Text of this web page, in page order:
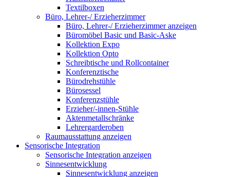
Textilboxen
Büro, Lehrer-/ Erzieherzimmer
Büro, Lehrer-/ Erzieherzimmer anzeigen
Büromöbel Basic und Basic-Aske
Kollektion Expo
Kollektion Opto
Schreibtische und Rollcontainer
Konferenztische
Bürodrehstühle
Bürosessel
Konferenzstühle
Erzieher/-innen-Stühle
Aktenmetallschränke
Lehrergarderoben
Raumausstattung anzeigen
Sensorische Integration
Sensorische Integration anzeigen
Sinnesentwicklung
Sinnesentwicklung anzeigen